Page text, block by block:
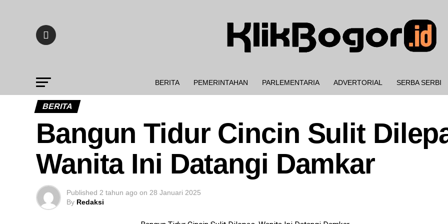
BERITA PEMERINTAHAN PARLEMENTARIA ADVERTORIAL SERBA SERBI
BERITA
Bangun Tidur Cincin Sulit
Wanita Ini Datangi Damkar
Published 2 tahun ago on 28 Januari 2025
By Redaksi